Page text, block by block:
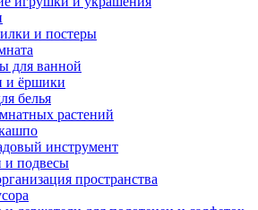
и постеры
для ванной
и ёршики
белья
растений
инструмент
и подвесы
пространства